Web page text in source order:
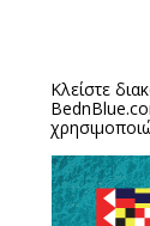
Κλείστε